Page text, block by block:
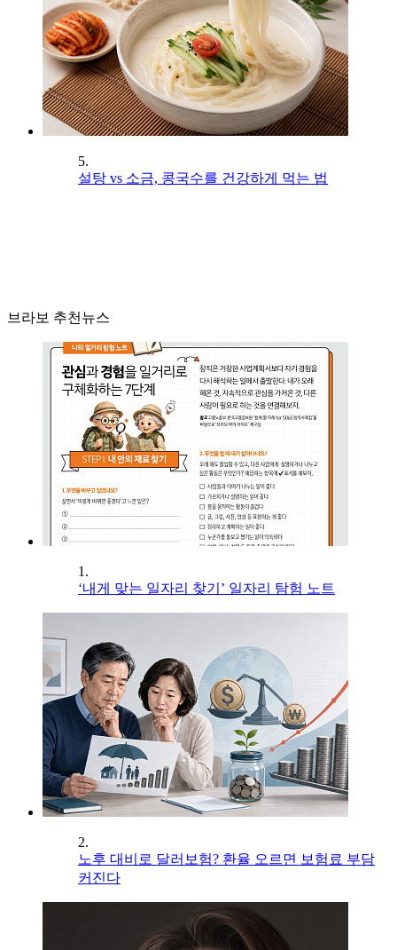
5.
설탕 vs 소금, 콩국수를 건강하게 먹는 법
브라보 추천뉴스
1.
‘내게 맞는 일자리 찾기’ 일자리 탐험 노트
2.
노후 대비로 달러보험? 환율 오르면 보험료 부담
커진다